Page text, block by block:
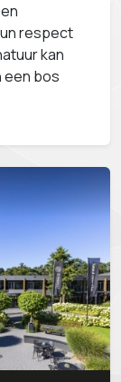
respect
kan
een bos